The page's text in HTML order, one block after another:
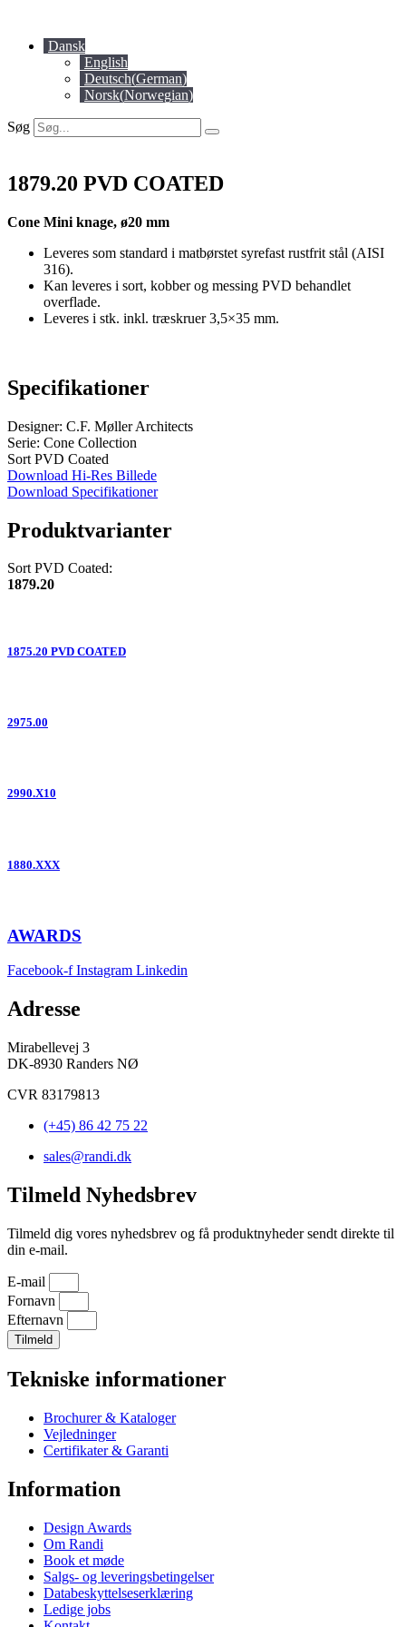
indholdDansk
English
Deutsch(German)
Norsk(Norwegian)
Søg
1879.20 PVD COATED
Cone Mini knage, ø20 mm
Leveres som standard i matbørstet syrefast rustfrit stål (AISI
316).
Kan leveres i sort, kobber og messing PVD behandlet
overflade.
Leveres i stk. inkl. træskruer 3,5×35 mm.
Specifikationer
Designer: C.F. Møller Architects
Serie: Cone Collection
Sort PVD Coated
Download Hi-Res Billede
Download Specifikationer
Produktvarianter
Sort PVD Coated:
1879.20
1875.20 PVD COATED
2975.00
2990.X10
1880.XXX
AWARDS
Facebook-f Instagram Linkedin
Adresse
Mirabellevej 3
DK-8930 Randers NØ
CVR 83179813
(+45) 86 42 75 22
sales@randi.dk
Tilmeld Nyhedsbrev
Tilmeld dig vores nyhedsbrev og få produktnyheder sendt direkte til
din e-mail.
E-mail
Fornavn
Efternavn
Tilmeld
Tekniske informationer
Brochurer & Kataloger
Vejledninger
Certifikater & Garanti
Information
Design Awards
Om Randi
Book et møde
Salgs- og leveringsbetingelser
Databeskyttelseserklæring
Ledige jobs